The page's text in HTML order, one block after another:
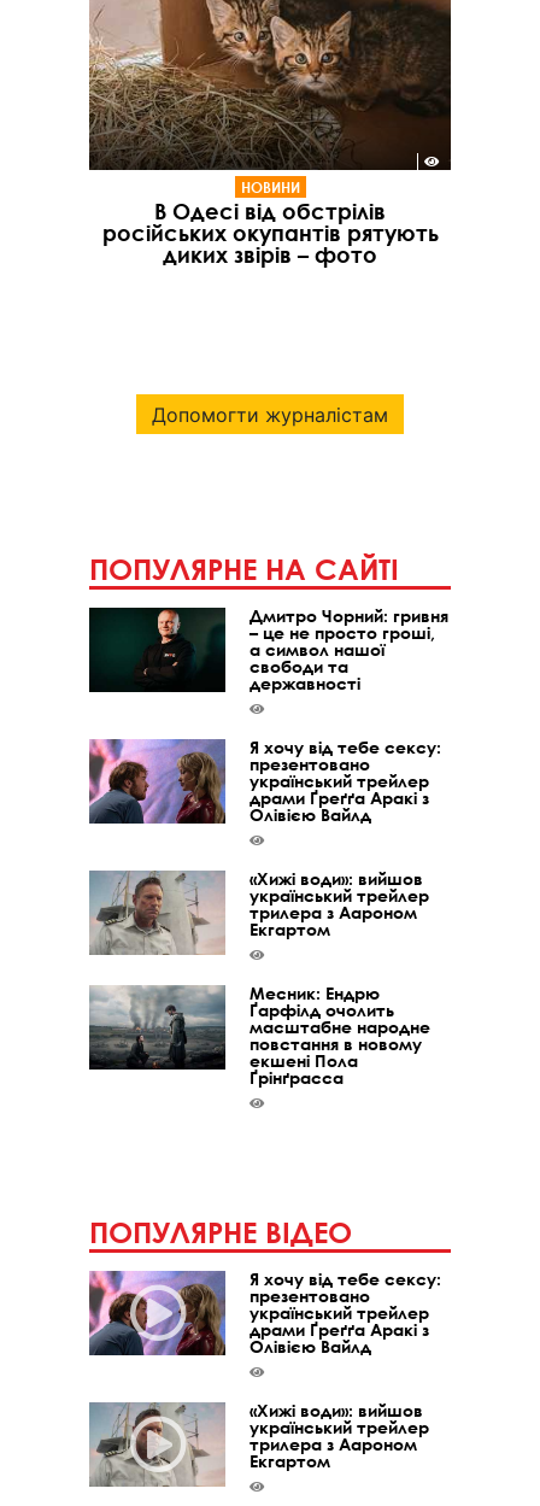
НОВИНИ
В Одесі від обстрілів
російських окупантів рятують
диких звірів – фото
Допомогти журналістам
ПОПУЛЯРНЕ НА САЙТІ
Дмитро Чорний: гривня
– це не просто гроші,
а символ нашої
свободи та
державності
Я хочу від тебе сексу:
презентовано
український трейлер
драми Ґреґґа Аракі з
Олівією Вайлд
«Хижі води»: вийшов
український трейлер
трилера з Аароном
Екгартом
Месник: Ендрю
Ґарфілд очолить
масштабне народне
повстання в новому
екшені Пола
Ґрінґрасса
ПОПУЛЯРНЕ ВІДЕО
Я хочу від тебе сексу:
презентовано
український трейлер
драми Ґреґґа Аракі з
Олівією Вайлд
«Хижі води»: вийшов
український трейлер
трилера з Аароном
Екгартом